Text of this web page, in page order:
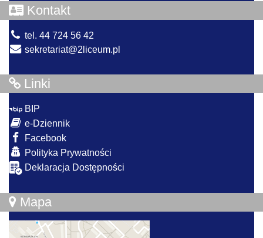
Kontakt
tel. 44 724 56 42
sekretariat@2liceum.pl
Linki
BIP
e-Dziennik
Facebook
Polityka Prywatności
Deklaracja Dostępności
Mapa